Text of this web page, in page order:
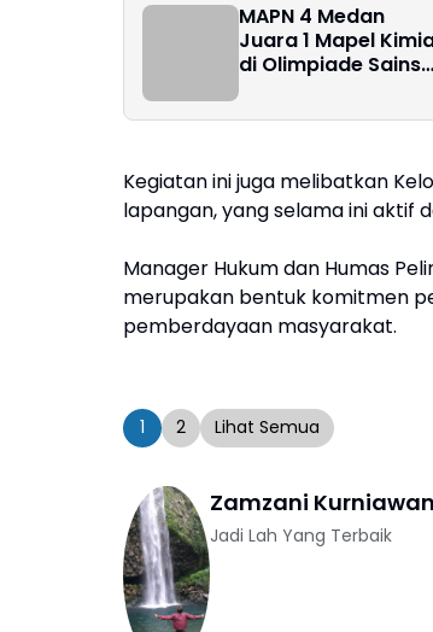
MAPN 4 Medan
Juara 1 Mapel
di Olimpiade Sains
Kegiatan ini juga melibatkan
lapangan, yang selama ini aktif
Manager Hukum dan Humas
merupakan bentuk komitmen
pemberdayaan masyarakat.
1 2 Lihat Semua
Zamzani Kurniawan
Jadi Lah Yang Terbaik